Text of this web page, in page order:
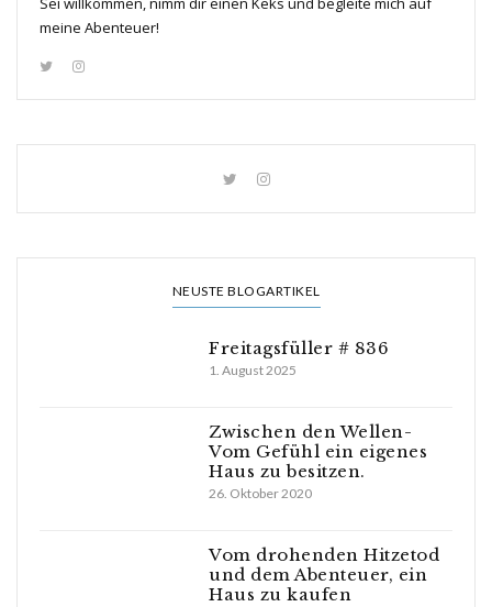
meine Abenteuer!
NEUSTE BLOGARTIKEL
Freitagsfüller # 836
1. August 2025
Zwischen den Wellen-
Vom Gefühl ein eigenes
Haus zu besitzen.
26. Oktober 2020
Vom drohenden Hitzetod
und dem Abenteuer, ein
Haus zu kaufen